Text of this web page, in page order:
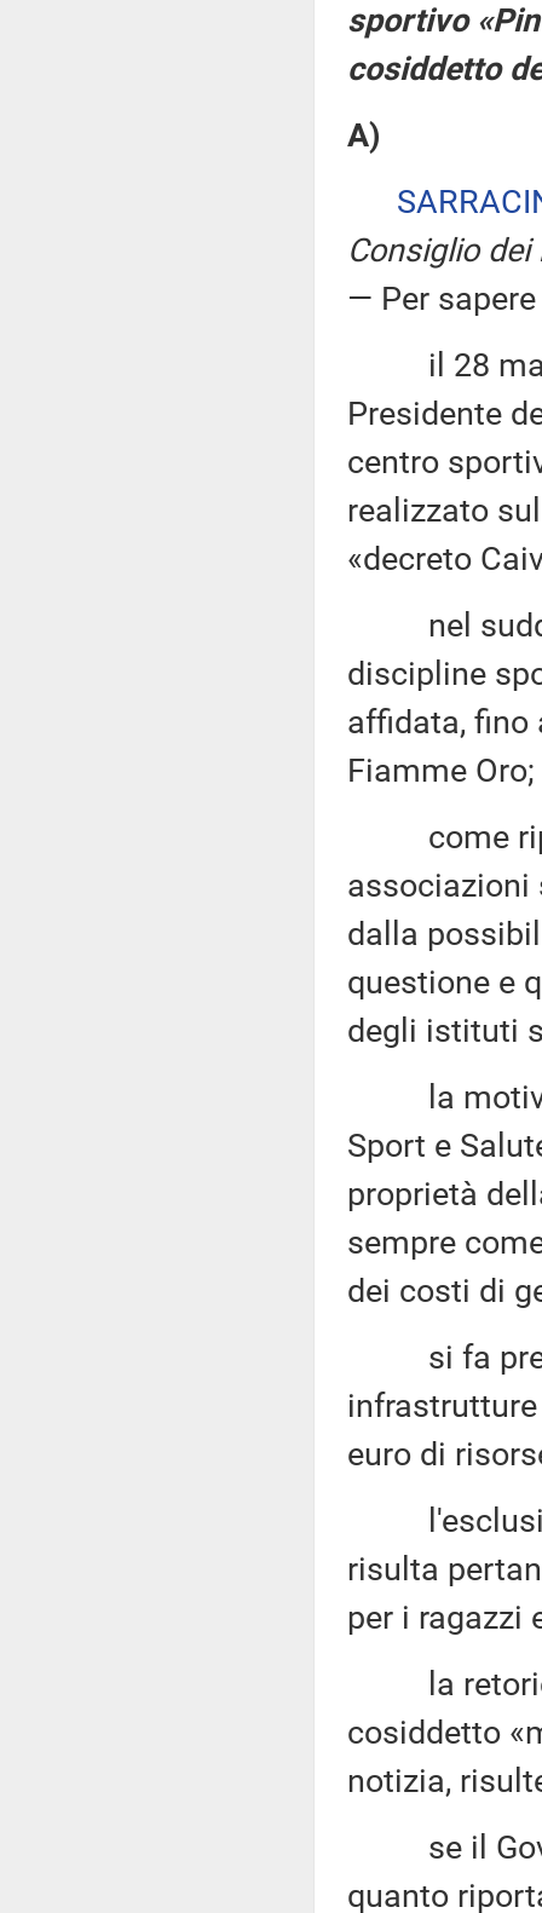
sportivo
cosiddetto
A)
Consiglio
— Per
il 28
Presidente
centro
realizzato
«decreto
nel
discipline
affidata, fino
Fiamme Oro;
come
associazioni
dalla
questione e
degli istituti
la
Sport e
proprietà
sempre
dei costi di
si fa
euro di
risulta
per i ragazzi
la retorica
cosiddetto
notizia,
se il
quanto